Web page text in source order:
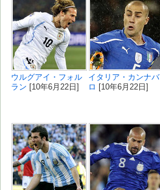
ウルグアイ・フォル
ラン [10年6月22日]
イタリア・カンナバ
ロ [10年6月22日]